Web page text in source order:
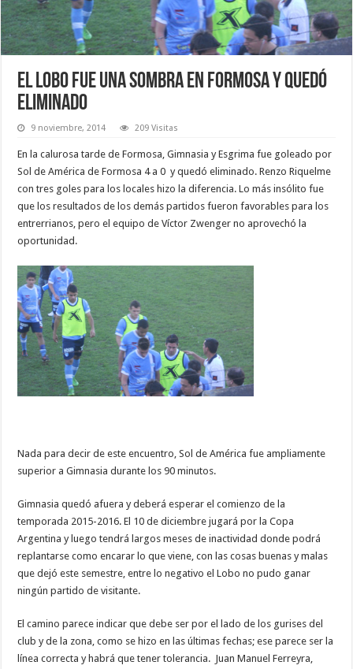
El Lobo fue una sombra en Formosa y quedó
eliminado
9 noviembre, 2014 209 Visitas
En la calurosa tarde de Formosa, Gimnasia y Esgrima fue goleado por
Sol de América de Formosa 4 a 0 y quedó eliminado. Renzo Riquelme
con tres goles para los locales hizo la diferencia. Lo más insólito fue
que los resultados de los demás partidos fueron favorables para los
entrerrianos, pero el equipo de Víctor Zwenger no aprovechó la
oportunidad.
Nada para decir de este encuentro, Sol de América fue ampliamente
superior a Gimnasia durante los 90 minutos.
Gimnasia quedó afuera y deberá esperar el comienzo de la
temporada 2015-2016. El 10 de diciembre jugará por la Copa
Argentina y luego tendrá largos meses de inactividad donde podrá
replantarse como encarar lo que viene, con las cosas buenas y malas
que dejó este semestre, entre lo negativo el Lobo no pudo ganar
ningún partido de visitante.
El camino parece indicar que debe ser por el lado de los gurises del
club y de la zona, como se hizo en las últimas fechas; ese parece ser la
línea correcta y habrá que tener tolerancia. Juan Manuel Ferreyra,